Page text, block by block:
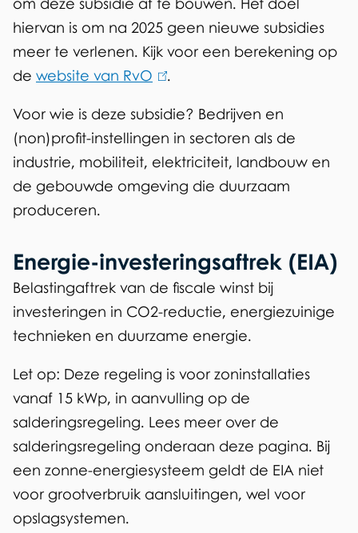
hiervan is om na 2025 geen nieuwe subsidies
meer te verlenen. Kijk voor een berekening op
de website van RvO
i
n
k
i
x
t
e
r
)
.
Voor wie is deze subsidie? Bedrijven en
(non)profit-instellingen in sectoren als de
industrie, mobiliteit, elektriciteit, landbouw en
de gebouwde omgeving die duurzaam
produceren.
Energie-investeringsaftrek (EIA)
Belastingaftrek van de fiscale winst bij
investeringen in CO2-reductie, energiezuinige
technieken en duurzame energie.
Let op: Deze regeling is voor zoninstallaties
vanaf 15 kWp, in aanvulling op de
salderingsregeling. Lees meer over de
salderingsregeling onderaan deze pagina. Bij
een zonne-energiesysteem geldt de EIA niet
voor grootverbruik aansluitingen, wel voor
opslagsystemen.